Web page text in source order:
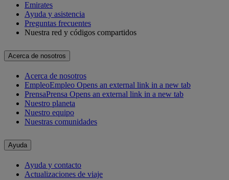
Emirates
Ayuda y asistencia
Preguntas frecuentes
Nuestra red y códigos compartidos
Acerca de nosotros
Acerca de nosotros
EmpleoEmpleo Opens an external link in a new tab
PrensaPrensa Opens an external link in a new tab
Nuestro planeta
Nuestro equipo
Nuestras comunidades
Ayuda
Ayuda y contacto
Actualizaciones de viaje